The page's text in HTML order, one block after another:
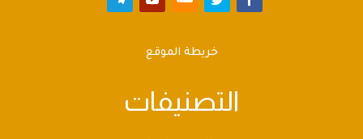
خريطة الموقع
التصنيفات